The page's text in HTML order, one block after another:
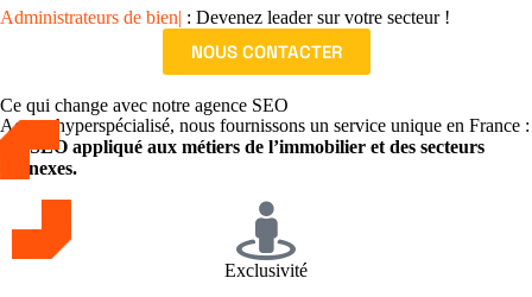
Administrateurs de biens | : Devenez leader sur votre secteur !
NOUS CONTACTER
Ce qui change avec notre agence SEO
Acteur hyperspécialisé, nous fournissons un service unique en France :
Du SEO appliqué aux métiers de l’immobilier et des secteurs
connexes.
Exclusivité